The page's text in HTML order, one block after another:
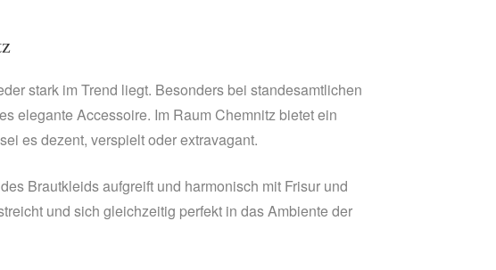
stark im Trend liegt. Besonders bei standesamtlichen
elegante Accessoire. Im Raum Chemnitz bietet ein
es dezent, verspielt oder extravagant.
Brautkleids aufgreift und harmonisch mit Frisur und
und sich gleichzeitig perfekt in das Ambiente der